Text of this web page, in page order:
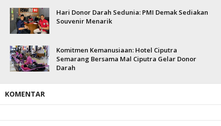
Hari Donor Darah Sedunia: PMI Demak Sediakan
Souvenir Menarik
Komitmen Kemanusiaan: Hotel Ciputra
Semarang Bersama Mal Ciputra Gelar Donor
Darah
KOMENTAR